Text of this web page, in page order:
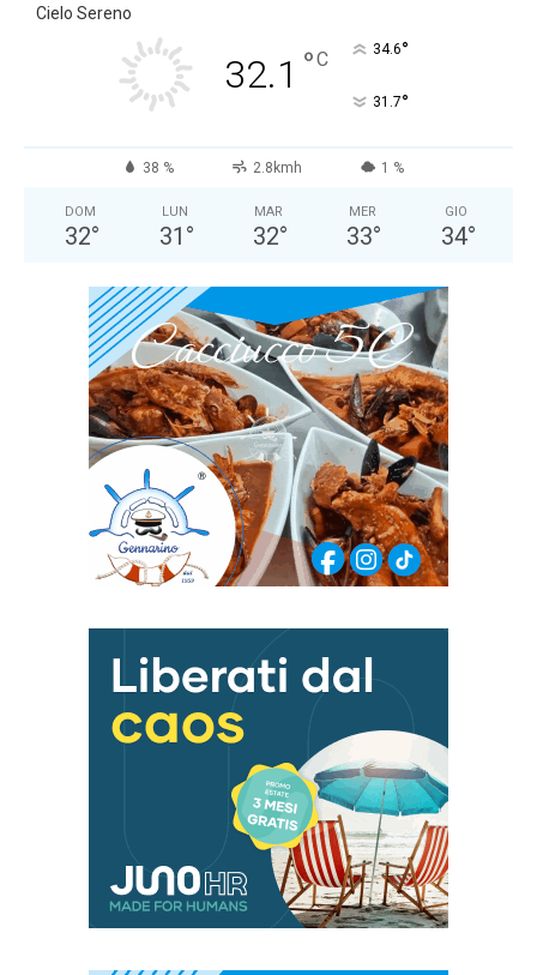
Cielo Sereno
32.1 °C 34.6°
31.7°
38 % 2.8kmh 1 %
DOM
32°
LUN
31 °
MAR
32°
MER
33°
GIO
34°